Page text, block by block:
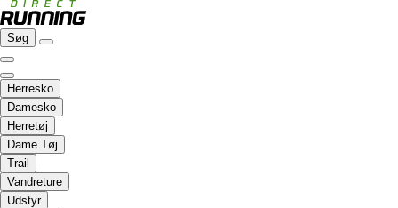
Søg
Herresko
Damesko
Herretøj
Dame Tøj
Trail
Vandreture
Udstyr